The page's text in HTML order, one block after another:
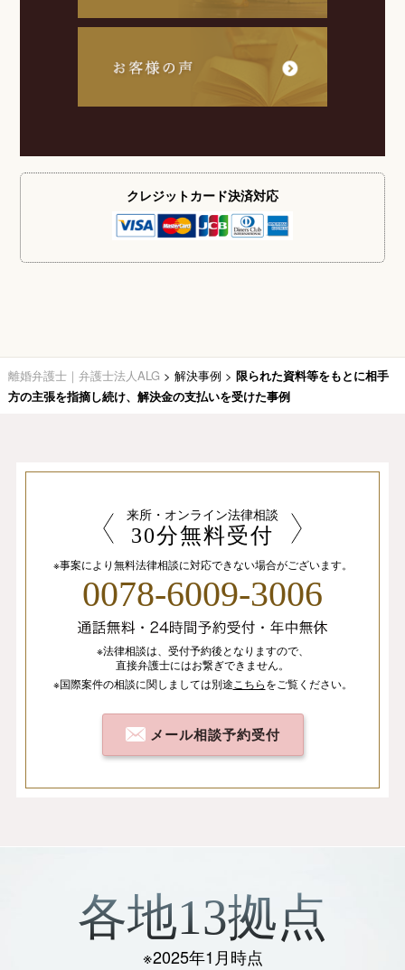
クレジットカード決済対応
離婚弁護士｜弁護士法人ALG > 解決事例 > 限られた資料等をもとに相手
方の主張を指摘し続け、解決金の支払いを受けた事例
来所・オンライン法律相談
30分無料受付
※事案により無料法律相談に対応できない場合がございます。
0078-6009-3006
※法律相談は、 受付予約後となりますので、
直接弁護士にはお繋ぎできません。
※国際案件の相談に関しましては別途 こちらをご覧ください。
メール相談予約受付
各地13拠点
※2025年1月時点